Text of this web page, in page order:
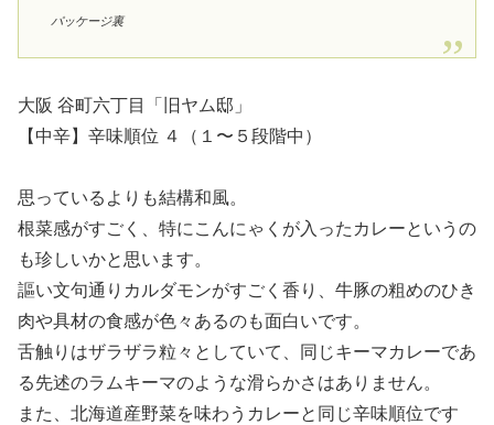
パッケージ裏
大阪 谷町六丁目「旧ヤム邸」
【中辛】辛味順位 ４（１〜５段階中）
思っているよりも結構和風。
根菜感がすごく、特にこんにゃくが入ったカレーというの
も珍しいかと思います。
謳い文句通りカルダモンがすごく香り、牛豚の粗めのひき
肉や具材の食感が色々あるのも面白いです。
舌触りはザラザラ粒々としていて、同じキーマカレーであ
る先述のラムキーマのような滑らかさはありません。
また、北海道産野菜を味わうカレーと同じ辛味順位です